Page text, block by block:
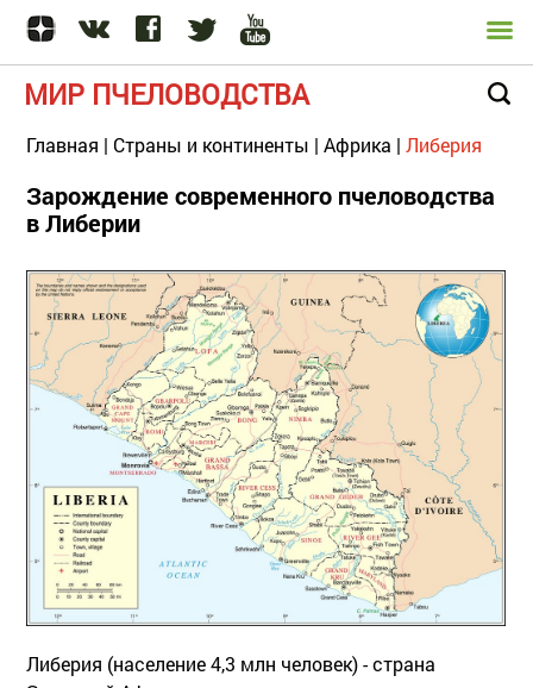
МИР ПЧЕЛОВОДСТВА
Главная | Страны и континенты | Африка | Либерия
Зарождение современного пчеловодства
в Либерии
Либерия (население 4,3 млн человек) - страна